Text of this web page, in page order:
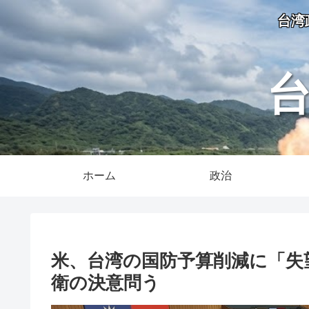
台湾
ホーム 政治
米、台湾の国防予算削減に「
衛の決意問う